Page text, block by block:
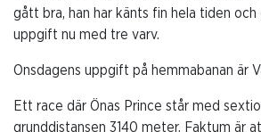
gått bra, han har känts fin hela tiden och
uppgift nu med tre varv.
Onsdagens uppgift på hemmabanan är
Ett race där Önas Prince står med
grunddistansen 3140 meter. Faktum är